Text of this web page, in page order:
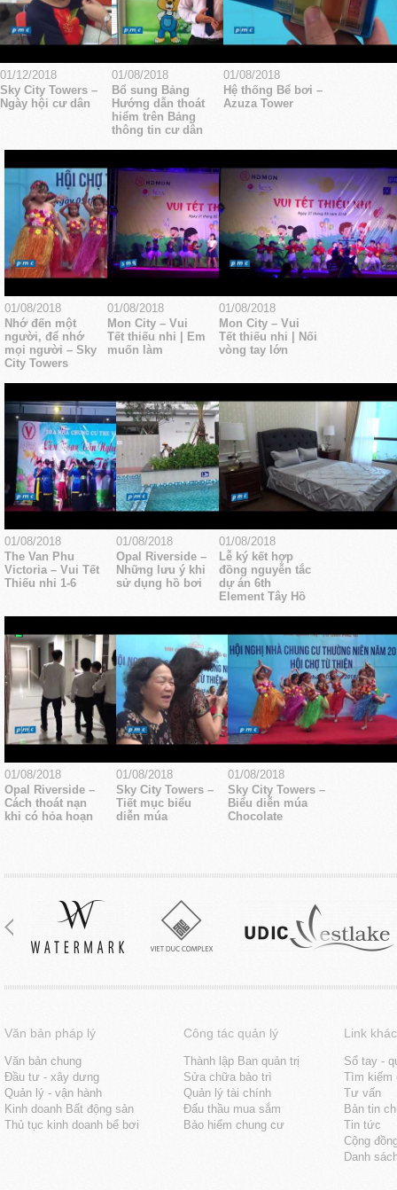
01/12/2018
Sky City Towers –
Ngày hội cư dân
01/08/2018
Bổ sung Bảng
Hướng dẫn thoát
hiểm trên Bảng
thông tin cư dân
01/08/2018
Hệ thống Bể bơi –
Azuza Tower
01/08/2018
Nhớ đến một
người, để nhớ
mọi người – Sky
City Towers
01/08/2018
Mon City – Vui
Tết thiếu nhi | Em
muốn làm
01/08/2018
Mon City – Vui
Tết thiếu nhi | Nối
vòng tay lớn
01/08/2018
The Van Phu
Victoria – Vui Tết
Thiếu nhi 1-6
01/08/2018
Opal Riverside –
Những lưu ý khi
sử dụng hồ bơi
01/08/2018
Lễ ký kết hợp
đồng nguyễn tắc
dự án 6th
Element Tây Hồ
01/08/2018
Opal Riverside –
Cách thoát nạn
khi có hỏa hoạn
01/08/2018
Sky City Towers –
Tiết mục biểu
diễn múa
01/08/2018
Sky City Towers –
Biểu diễn múa
Chocolate
Văn bản pháp lý
Văn bản chung
Đầu tư - xây dưng
Quản lý - vận hành
Kinh doanh Bất động sản
Thủ tục kinh doanh bể bơi
Công tác quản lý
Thành lập Ban quản trị
Sửa chữa bảo trì
Quản lý tài chính
Đấu thầu mua sắm
Bảo hiểm chung cư
Link khác
Sổ tay -
Tìm kiếm
Tư vấn
Bản tin
Tin tức
Cộng
Danh